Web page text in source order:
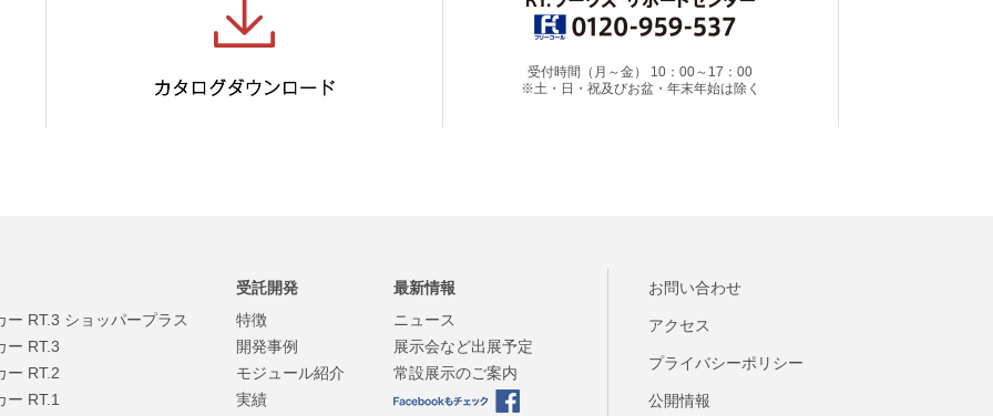
受付時間（月～金） 10：00～17：00
※土・日・祝及びお盆・年末年始は除く
ー RT.3 ショッパープラス
ー RT.3
ー RT.2
ー RT.1
受託開発
特徴
開発事例
モジュール紹介
実績
最新情報
ニュース
展示会など出展予定
常設展示のご案内
お問い合わせ
アクセス
プライバシーポリシー
公開情報